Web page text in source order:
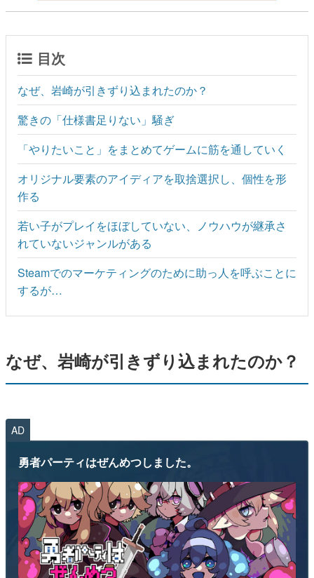
目次
なぜ、岩崎が引きずり込まれたのか？
驚きの「仕様書足りない」騒ぎ
「やりたいこと」をまとめてゲームに筋を通していく
オリジナル要素のアイディアを取捨選択し、個性を形
作る
若い子がプレイをほぼしていない、ノウハウが継承さ
れていないジャンルがある
Steamでのマーケティングのために助っ人を呼ぶことに
するが…
なぜ、岩崎が引きずり込まれたのか？
AD
勇者パーティはぜんめつしました。